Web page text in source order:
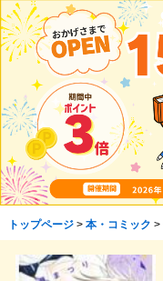
トップページ> 本・コミック >